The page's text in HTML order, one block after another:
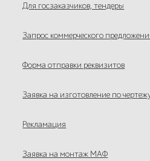
Для госзаказчиков, тендеры
Запрос коммерческого
Форма отправки реквизитов
Заявка на изготовление по
Рекламация
Заявка на монтаж МАФ